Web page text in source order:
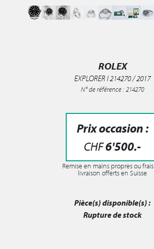
ROLEX
EXPLORER I 214270 / 2017
N° de référence : 214270
Prix occasion :
CHF6'500.-
Remise en mains propres ou
livraison offerts en Suisse
Pièce(s) disponible(s) :
Rupture de stock